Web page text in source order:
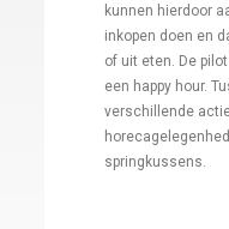
kunnen hierdoor
inkopen doen en
of uit eten. De
een happy hour.
verschillende
springkussens.